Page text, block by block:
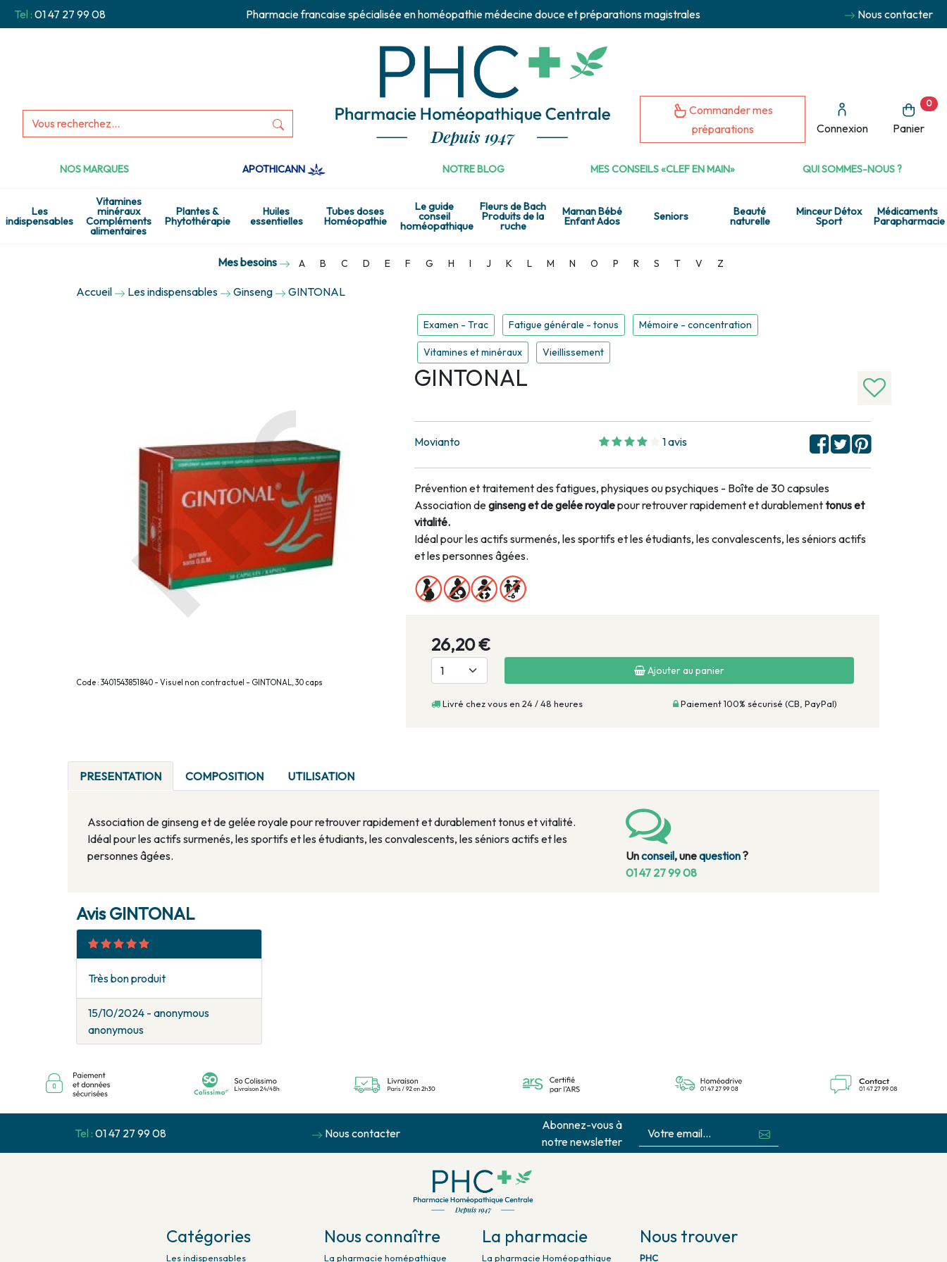
Tel : 01 47 27 99 08 Pharmacie francaise spécialisée en homéopathie médecine douce et préparations magistrales Nous contacter
Commander mes
préparations
Connexion Panier
0
NOS MARQUES APOTHICANN NOTRE BLOG MES CONSEILS «CLEF EN MAIN» QUI SOMMES-NOUS ?
Les
indispensables
Vitamines
minéraux
Compléments
alimentaires
Plantes &
Phytothérapie
Huiles
essentielles
Tubes doses
Homéopathie
Le guide
conseil
homéopathique
Fleurs de Bach
Produits de la
ruche
Maman Bébé
Enfant Ados Seniors Beauté
naturelle
Minceur Détox
Sport
Médicaments
Parapharmacie
Mes besoins A B C D E F G H I J K L M N O P R S T V Z
Accueil Les indispensables Ginseng GINTONAL
Code : 3401543851840 - Visuel non contractuel - GINTONAL, 30 caps
Examen - Trac Fatigue générale - tonus Mémoire - concentration
Vitamines et minéraux Vieillissement
GINTONAL
Movianto 1 avis
Prévention et traitement des fatigues, physiques ou psychiques - Boîte de 30 capsules
Association deginseng et de gelée royalepour retrouver rapidement et durablementtonus et
vitalité.
Idéal pour les actifs surmenés, les sportifs et les étudiants, les convalescents, les séniors actifs
et les personnes âgées.
26,20 €
Ajouter au panier
Livré chez vous en 24 / 48 heures Paiement 100% sécurisé (CB, PayPal)
PRESENTATION COMPOSITION UTILISATION
Association de ginseng et de gelée royale pour retrouver rapidement et durablement tonus et vitalité.
Idéal pour les actifs surmenés, les sportifs et les étudiants, les convalescents, les séniors actifs et les
personnes âgées.
Unconseil, unequestion?
01 47 27 99 08
Avis GINTONAL
Très bon produit
15/10/2024 - anonymous
anonymous
Tel : 01 47 27 99 08 Nous contacter
Abonnez-vous à
notre newsletter
Catégories
Les indispensables
Nous connaître
La pharmacie homépathique
La pharmacie
La pharmacie Homéopathique
Nous trouver
PHC